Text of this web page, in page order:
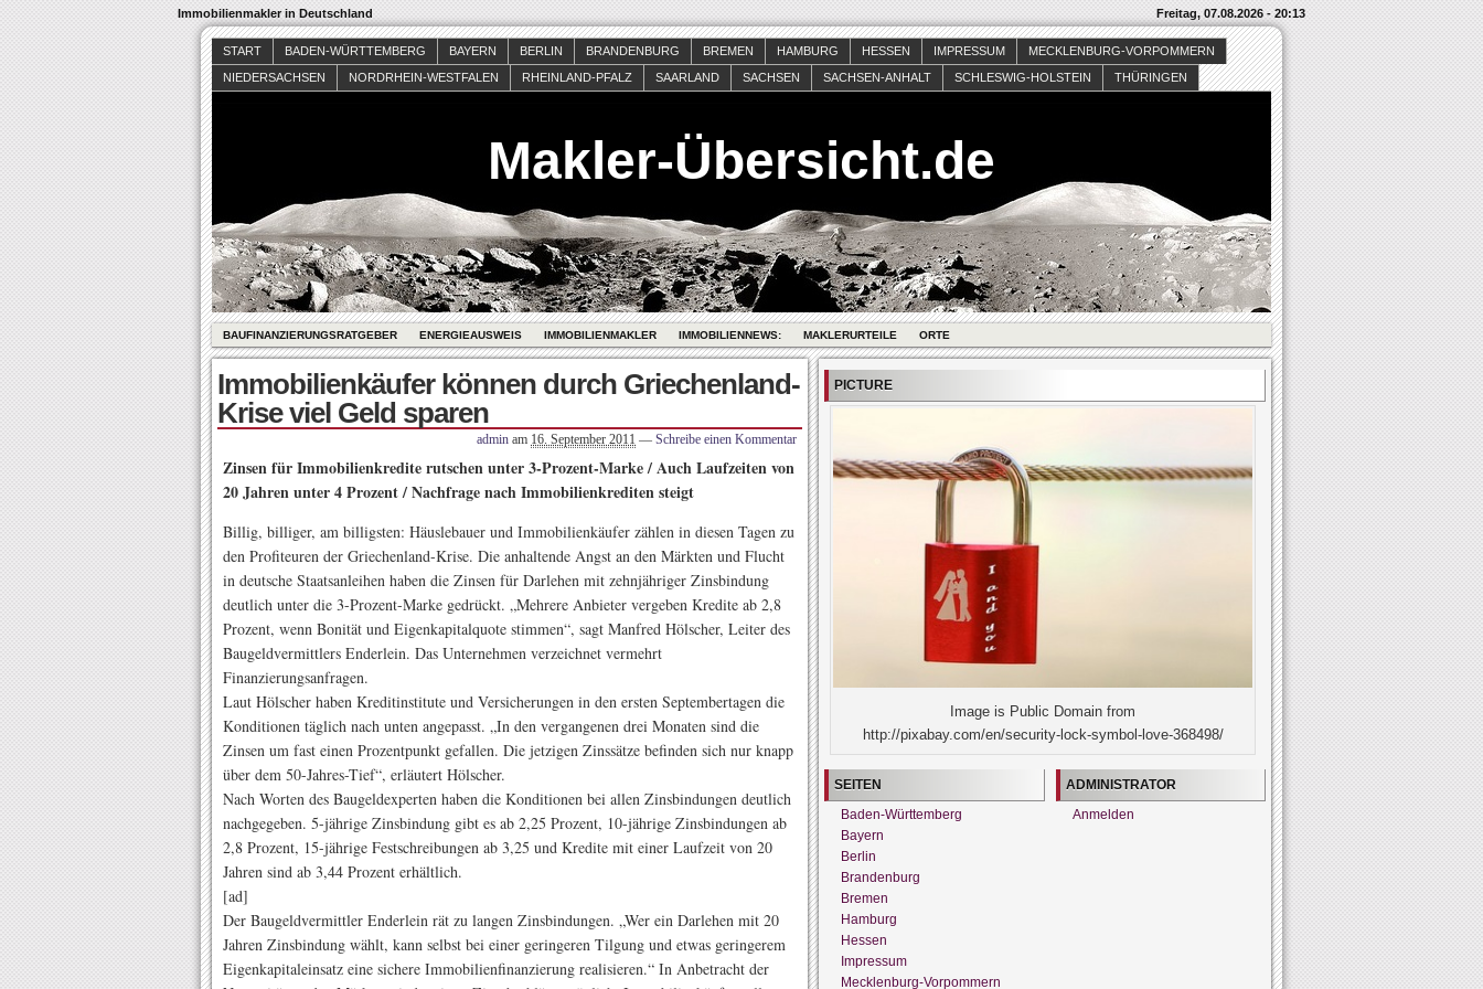
Immobilienmakler in Deutschland Freitag, 07.08.2026 - 20:13
START BADEN-WÜRTTEMBERG BAYERN BERLIN BRANDENBURG BREMEN HAMBURG HESSEN IMPRESSUM
MECKLENBURG-VORPOMMERN
NIEDERSACHSEN
NORDRHEIN-WESTFALEN RHEINLAND-PFALZ SAARLAND SACHSEN SACHSEN-ANHALT SCHLESWIG-HOLSTEIN THÜRINGEN
Makler-Übersicht.de
BAUFINANZIERUNGSRATGEBER ENERGIEAUSWEIS IMMOBILIENMAKLER IMMOBILIENNEWS: MAKLERURTEILE ORTE
Immobilienkäufer können durch Griechenland-
Krise viel Geld sparen
admin am 16. September 2011 — Schreibe einen Kommentar
Zinsen für Immobilienkredite rutschen unter 3-Prozent-Marke / Auch Laufzeiten von
20 Jahren unter 4 Prozent / Nachfrage nach Immobilienkrediten steigt
Billig, billiger, am billigsten: Häuslebauer und Immobilienkäufer zählen in diesen Tagen zu
den Profiteuren der Griechenland-Krise. Die anhaltende Angst an den Märkten und Flucht
in deutsche Staatsanleihen haben die Zinsen für Darlehen mit zehnjähriger Zinsbindung
deutlich unter die 3-Prozent-Marke gedrückt. „Mehrere Anbieter vergeben Kredite ab 2,8
Prozent, wenn Bonität und Eigenkapitalquote stimmen“, sagt Manfred Hölscher, Leiter des
Baugeldvermittlers Enderlein. Das Unternehmen verzeichnet vermehrt
Finanzierungsanfragen.
Laut Hölscher haben Kreditinstitute und Versicherungen in den ersten Septembertagen die
Konditionen täglich nach unten angepasst. „In den vergangenen drei Monaten sind die
Zinsen um fast einen Prozentpunkt gefallen. Die jetzigen Zinssätze befinden sich nur knapp
über dem 50-Jahres-Tief“, erläutert Hölscher.
Nach Worten des Baugeldexperten haben die Konditionen bei allen Zinsbindungen deutlich
nachgegeben. 5-jährige Zinsbindung gibt es ab 2,25 Prozent, 10-jährige Zinsbindungen ab
2,8 Prozent, 15-jährige Festschreibungen ab 3,25 und Kredite mit einer Laufzeit von 20
Jahren sind ab 3,44 Prozent erhältlich.
[ad]
Der Baugeldvermittler Enderlein rät zu langen Zinsbindungen. „Wer ein Darlehen mit 20
Jahren Zinsbindung wählt, kann selbst bei einer geringeren Tilgung und etwas geringerem
Eigenkapitaleinsatz eine sichere Immobilienfinanzierung realisieren.“ In Anbetracht der
PICTURE
Image is Public Domain from
http://pixabay.com/en/security-lock-symbol-love-368498/
SEITEN
Baden-Württemberg
Bayern
Berlin
Brandenburg
Bremen
Hamburg
Hessen
Impressum
Mecklenburg-Vorpommern
ADMINISTRATOR
Anmelden